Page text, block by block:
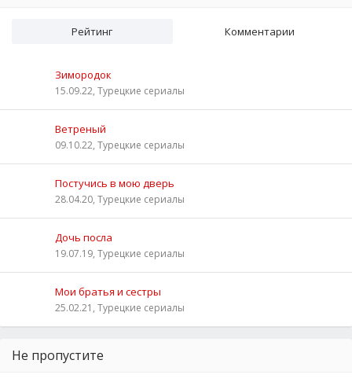
Рейтинг Комментарии
Зимородок
15.09.22, Турецкие сериалы
Ветреный
09.10.22, Турецкие сериалы
Постучись в мою дверь
28.04.20, Турецкие сериалы
Дочь посла
19.07.19, Турецкие сериалы
Мои братья и сестры
25.02.21, Турецкие сериалы
Не пропустите